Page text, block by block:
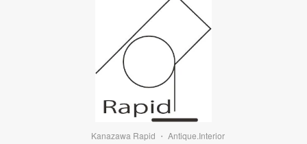
Kanazawa Rapid ・ Antique.Interior